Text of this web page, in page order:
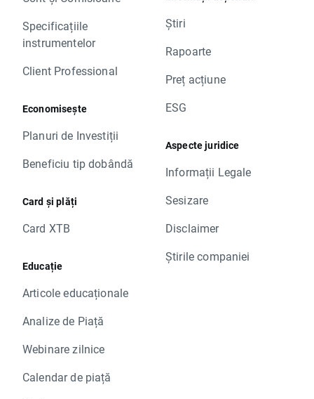
Specificațiile
instrumentelor
Client Professional
Economisește
Planuri de Investiții
Beneficiu tip dobândă
Card și plăți
Card XTB
Educație
Articole educaționale
Analize de Piață
Webinare zilnice
Calendar de piață
Știri
Rapoarte
Preț acțiune
ESG
Aspecte juridice
Informații Legale
Sesizare
Disclaimer
Știrile companiei